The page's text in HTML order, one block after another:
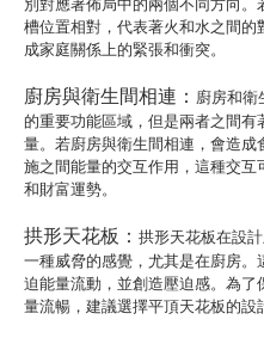
槽位置相對，代表著火和水之間的
成家庭關係上的緊張和衝突。
廚房與衛生間相連： 廚房和衛
的重要功能區域，但是兩者之間有
量。若廚房與衛生間相連，會造成
施之間能量的交互作用，這種交互
和財富運勢。
拱形天花板： 拱形天花板在設
一種威脅的感覺，尤其是在廚房。
迫能量流動，並創造壓迫感。為了
量流暢，建議選擇平頂天花板的設